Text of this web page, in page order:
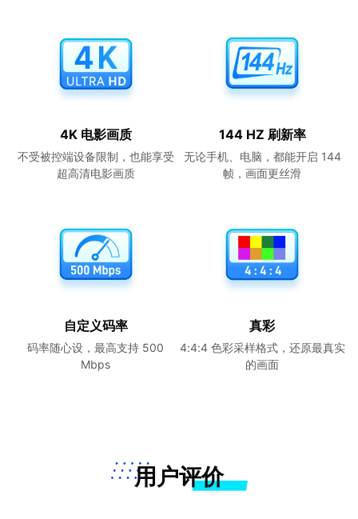
4K 电影画质
不受被控端设备限制，也能享受
超高清电影画质
144 HZ 刷新率
无论手机、电脑，都能开启 144
帧，画面更丝滑
自定义码率
码率随心设，最高支持 500
Mbps
真彩
4:4:4 色彩采样格式，还原最真实
的画面
用户评价